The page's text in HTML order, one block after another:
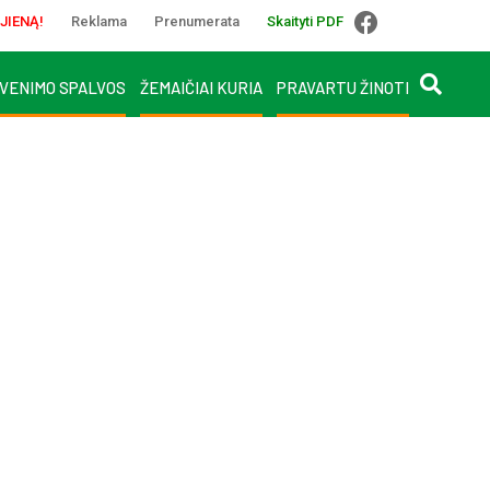
Reklama Prenumerata Skaityti PDF
SPALVOS ŽEMAIČIAI KURIA PRAVARTU ŽINOTI